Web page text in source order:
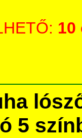
10
5